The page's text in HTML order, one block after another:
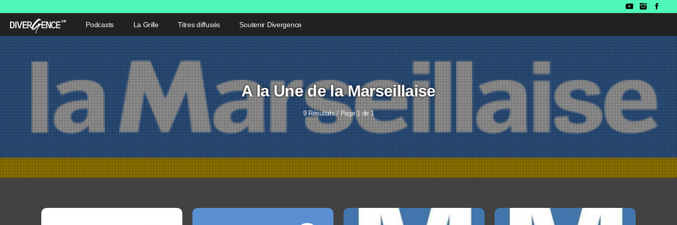
Podcasts La Grille Titres diffusés Soutenir Divergence
A la Une de la Marseillaise
9 Résultats / Page 1 de 1